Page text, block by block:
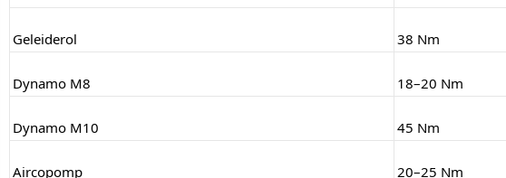
Geleiderol 38 Nm
Dynamo M8 18–20 Nm
Dynamo M10 45 Nm
Aircopomp 20–25 Nm